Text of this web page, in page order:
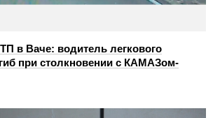
в Ваче: водитель легкового
при столкновении с КАМАЗом-